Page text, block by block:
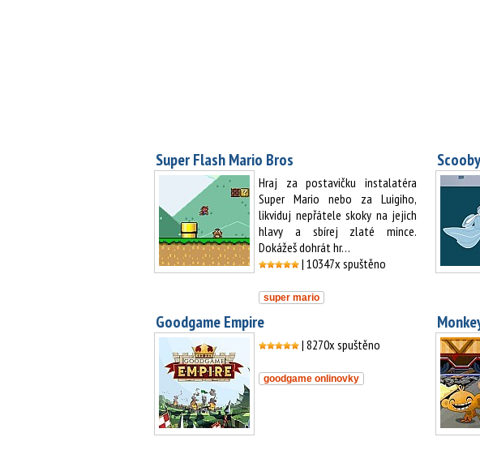
Super Flash Mario Bros
Hraj za postavičku instalatéra
Super Mario nebo za Luigiho,
likviduj nepřátele skoky na jejich
hlavy a sbírej zlaté mince.
Dokážeš dohrát hr…
| 10347x spuštěno
super mario
Goodgame Empire
| 8270x spuštěno
goodgame onlinovky